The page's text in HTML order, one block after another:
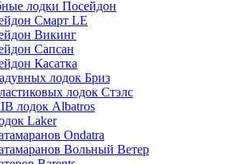
лодки Посейдон
Смарт LE
Викинг
Сапсан
Касатка
лодок Бриз
лодок Стэлс
лодок Albatros
Laker
Ondatra
Вольный Ветер